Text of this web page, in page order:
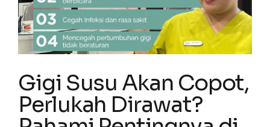
Gigi Susu Akan Copot,
Perlukah Dirawat?